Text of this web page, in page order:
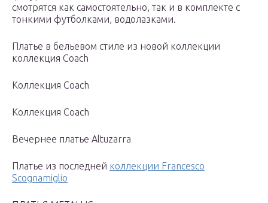
смотрятся как самостоятельно, так и в комплекте с
тонкими футболками, водолазками.
Платье в бельевом стиле из новой коллекции
коллекция Coach
Коллекция Coach
Коллекция Coach
Вечернее платье Altuzarra
Платье из последней коллекции Francesco
Scognamiglio